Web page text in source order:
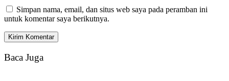
Simpan nama, email, dan situs web saya pada peramban ini
untuk komentar saya berikutnya.
Baca Juga